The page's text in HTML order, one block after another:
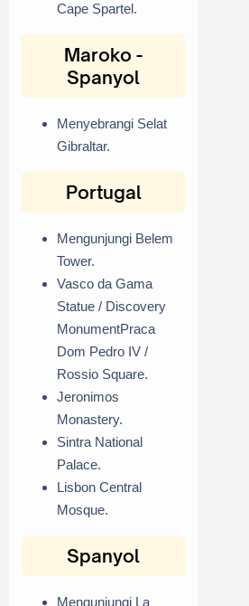
Cape Spartel.
Maroko -
Spanyol
Menyebrangi Selat
Gibraltar.
Portugal
Mengunjungi Belem
Tower.
Vasco da Gama
Statue / Discovery
MonumentPraca
Dom Pedro IV /
Rossio Square.
Jeronimos
Monastery.
Sintra National
Palace.
Lisbon Central
Mosque.
Spanyol
Mengunjungi La